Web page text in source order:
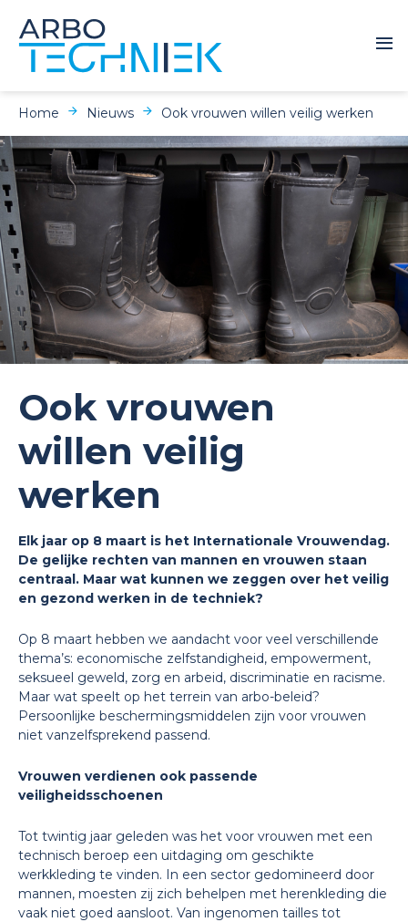
Home Nieuws Ook vrouwen willen veilig werken
Ook vrouwen
willen veilig
werken
Elk jaar op 8 maart is het Internationale Vrouwendag.
De gelijke rechten van mannen en vrouwen staan
centraal. Maar wat kunnen we zeggen over het veilig
en gezond werken in de techniek?
Op 8 maart hebben we aandacht voor veel verschillende
thema’s: economische zelfstandigheid, empowerment,
seksueel geweld, zorg en arbeid, discriminatie en racisme.
Maar wat speelt op het terrein van arbo-beleid?
Persoonlijke beschermingsmiddelen zijn voor vrouwen
niet vanzelfsprekend passend.
Vrouwen verdienen ook passende
veiligheidsschoenen
Tot twintig jaar geleden was het voor vrouwen met een
technisch beroep een uitdaging om geschikte
werkkleding te vinden. In een sector gedomineerd door
mannen, moesten zij zich behelpen met herenkleding die
vaak niet goed aansloot. Van ingenomen tailles tot